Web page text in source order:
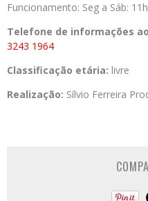
Funcionamento: Seg a Sáb:
Telefone de informações
3243 1964
Classificação etária: livre
Realização: Sílvio Ferreira